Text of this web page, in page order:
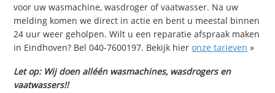
voor uw wasmachine, wasdroger of vaatwasser. Na uw
melding komen we direct in actie en bent u meestal binnen
24 uur weer geholpen. Wilt u een reparatie afspraak maken
in Eindhoven? Bel 040-7600197. Bekijk hieronze tarieven »
Let op: Wij doen alléén wasmachines, wasdrogers en
vaatwassers!!